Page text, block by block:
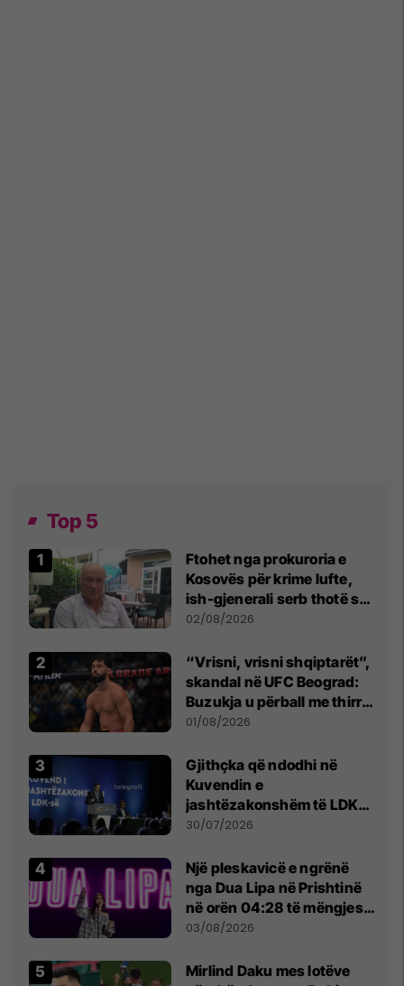
Top 5
Ftohet nga prokuroria e
Kosovës për krime lufte,
ish-gjenerali serb thotë se
dikush e tradhtoi në
02/08/2026
“Vrisni, vrisni shqiptarët”,
skandal në UFC Beograd:
Buzukja u përball me thirrje
anti-shqiptare nga
01/08/2026
Gjithçka që ndodhi në
Kuvendin e
jashtëzakonshëm të LDK-
së
30/07/2026
Një pleskavicë e ngrënë
nga Dua Lipa në Prishtinë
në orën 04:28 të mëngjesit
- dhe bota digjitale serbe
03/08/2026
Mirlind Daku mes lotëve